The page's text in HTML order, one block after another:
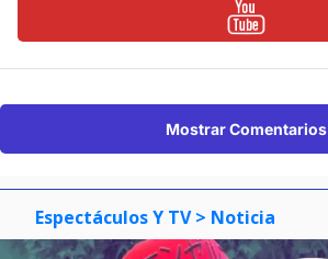
Mostrar Comentarios
Espectáculos Y TV > Noticia